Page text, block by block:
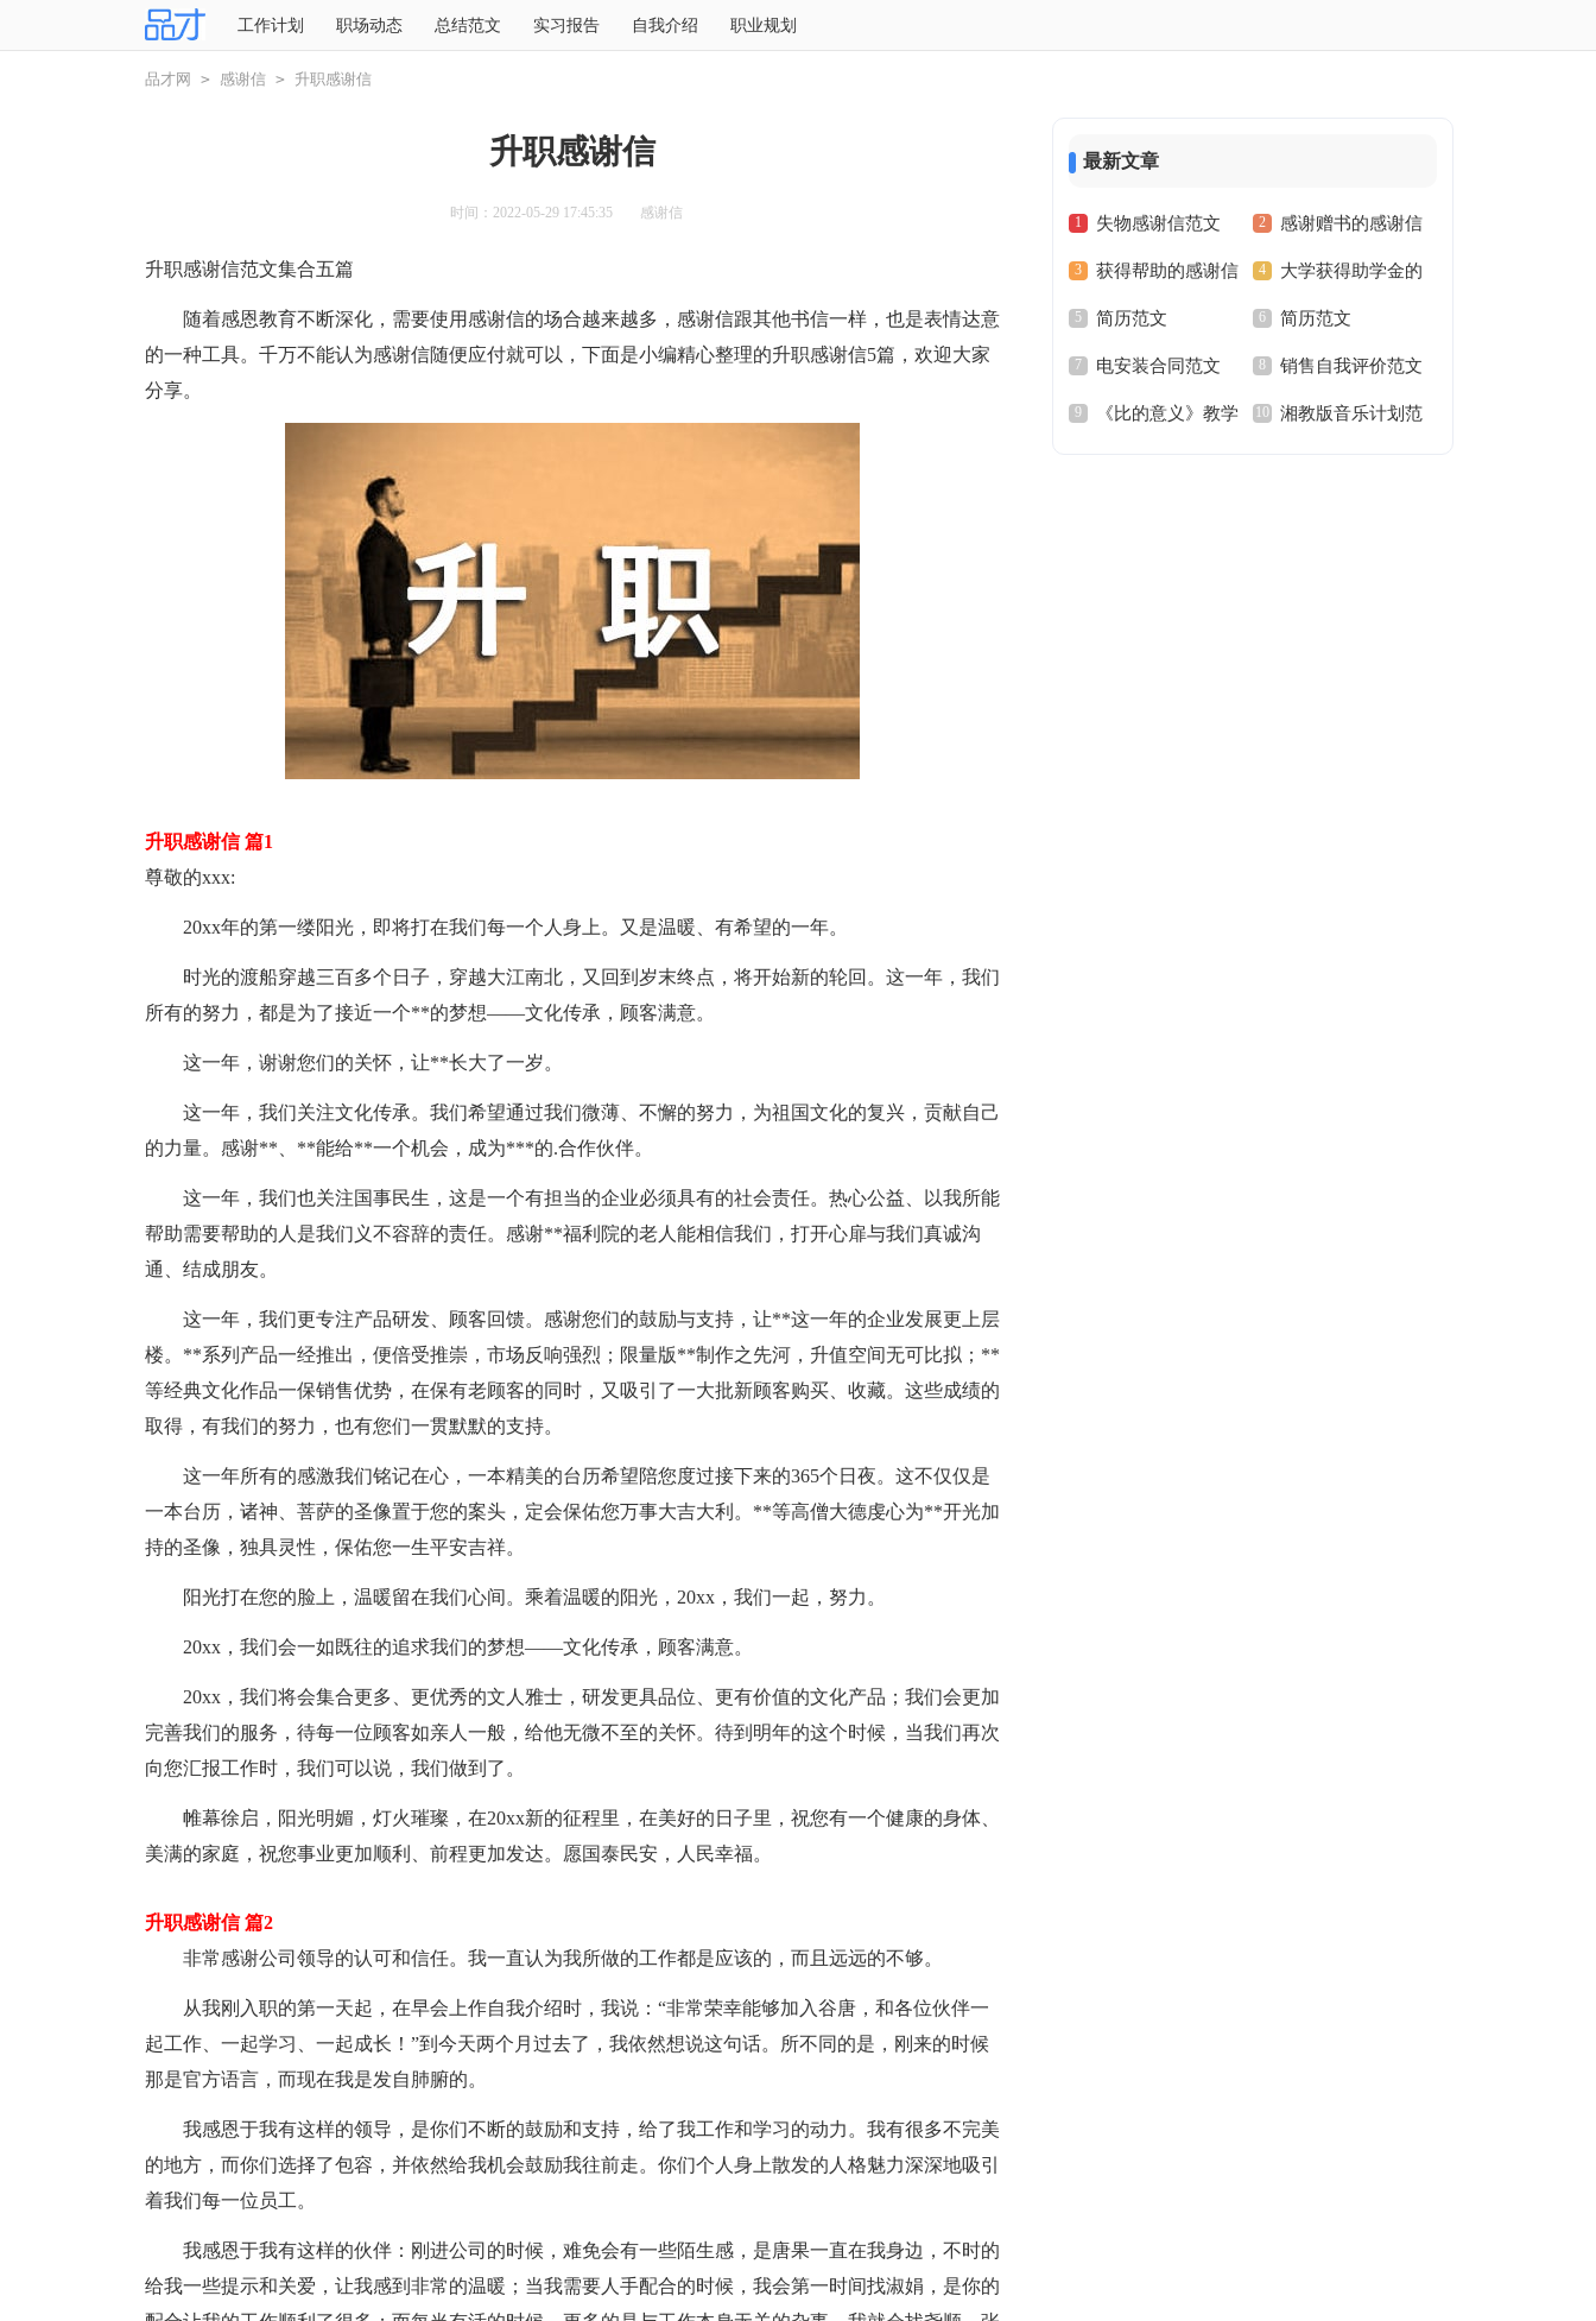
工作计划 职场动态 总结范文 实习报告 自我介绍 职业规划
品才网 > 感谢信 > 升职感谢信
升职感谢信
时间：2022-05-29 17:45:35 感谢信
升职感谢信范文集合五篇
随着感恩教育不断深化，需要使用感谢信的场合越来越多，感谢信跟其他书信一样，也是表情达意
的一种工具。千万不能认为感谢信随便应付就可以，下面是小编精心整理的升职感谢信5篇，欢迎大家
分享。
升职感谢信 篇1
尊敬的xxx:
20xx年的第一缕阳光，即将打在我们每一个人身上。又是温暖、有希望的一年。
时光的渡船穿越三百多个日子，穿越大江南北，又回到岁末终点，将开始新的轮回。这一年，我们
所有的努力，都是为了接近一个**的梦想——文化传承，顾客满意。
这一年，谢谢您们的关怀，让**长大了一岁。
这一年，我们关注文化传承。我们希望通过我们微薄、不懈的努力，为祖国文化的复兴，贡献自己
的力量。感谢**、**能给**一个机会，成为***的.合作伙伴。
这一年，我们也关注国事民生，这是一个有担当的企业必须具有的社会责任。热心公益、以我所能
帮助需要帮助的人是我们义不容辞的责任。感谢**福利院的老人能相信我们，打开心扉与我们真诚沟
通、结成朋友。
这一年，我们更专注产品研发、顾客回馈。感谢您们的鼓励与支持，让**这一年的企业发展更上层
楼。**系列产品一经推出，便倍受推崇，市场反响强烈；限量版**制作之先河，升值空间无可比拟；**
等经典文化作品一保销售优势，在保有老顾客的同时，又吸引了一大批新顾客购买、收藏。这些成绩的
取得，有我们的努力，也有您们一贯默默的支持。
这一年所有的感激我们铭记在心，一本精美的台历希望陪您度过接下来的365个日夜。这不仅仅是
一本台历，诸神、菩萨的圣像置于您的案头，定会保佑您万事大吉大利。**等高僧大德虔心为**开光加
持的圣像，独具灵性，保佑您一生平安吉祥。
阳光打在您的脸上，温暖留在我们心间。乘着温暖的阳光，20xx，我们一起，努力。
20xx，我们会一如既往的追求我们的梦想——文化传承，顾客满意。
20xx，我们将会集合更多、更优秀的文人雅士，研发更具品位、更有价值的文化产品；我们会更加
完善我们的服务，待每一位顾客如亲人一般，给他无微不至的关怀。待到明年的这个时候，当我们再次
向您汇报工作时，我们可以说，我们做到了。
帷幕徐启，阳光明媚，灯火璀璨，在20xx新的征程里，在美好的日子里，祝您有一个健康的身体、
美满的家庭，祝您事业更加顺利、前程更加发达。愿国泰民安，人民幸福。
升职感谢信 篇2
非常感谢公司领导的认可和信任。我一直认为我所做的工作都是应该的，而且远远的不够。
从我刚入职的第一天起，在早会上作自我介绍时，我说：“非常荣幸能够加入谷唐，和各位伙伴一
起工作、一起学习、一起成长！”到今天两个月过去了，我依然想说这句话。所不同的是，刚来的时候
那是官方语言，而现在我是发自肺腑的。
我感恩于我有这样的领导，是你们不断的鼓励和支持，给了我工作和学习的动力。我有很多不完美
的地方，而你们选择了包容，并依然给我机会鼓励我往前走。你们个人身上散发的人格魅力深深地吸引
着我们每一位员工。
我感恩于我有这样的伙伴：刚进公司的时候，难免会有一些陌生感，是唐果一直在我身边，不时的
给我一些提示和关爱，让我感到非常的温暖；当我需要人手配合的时候，我会第一时间找淑娟，是你的
最新文章
失物感谢信范文 感谢赠书的感谢信
范文
获得帮助的感谢信
范文
大学获得助学金的
家长写的感谢信范文
简历范文 简历范文
电安装合同范文 销售自我评价范文
《比的意义》教学 湘教版音乐计划范